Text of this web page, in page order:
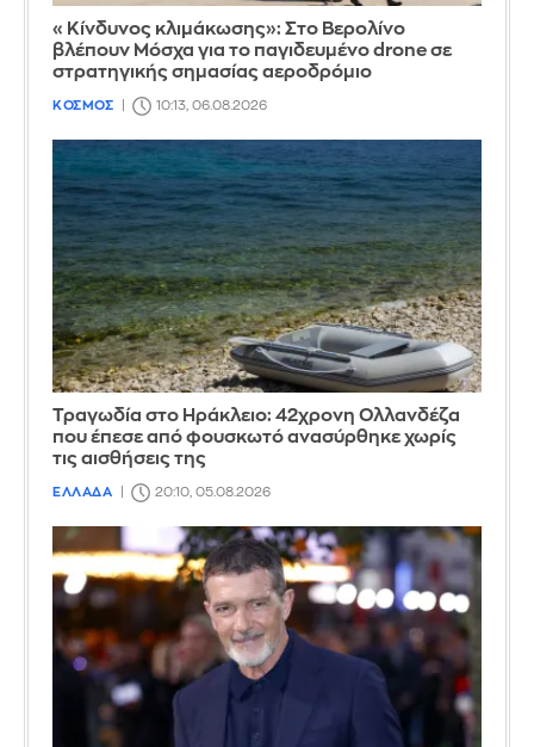
«Κίνδυνος κλιμάκωσης»: Στο Βερολίνο
βλέπουν Μόσχα για το παγιδευμένο drone σε
στρατηγικής σημασίας αεροδρόμιο
ΚΟΣΜΟΣ 10:13, 06.08.2026
Τραγωδία στο Ηράκλειο: 42χρονη Ολλανδέζα
που έπεσε από φουσκωτό ανασύρθηκε χωρίς
τις αισθήσεις της
ΕΛΛΑΔΑ 20:10, 05.08.2026